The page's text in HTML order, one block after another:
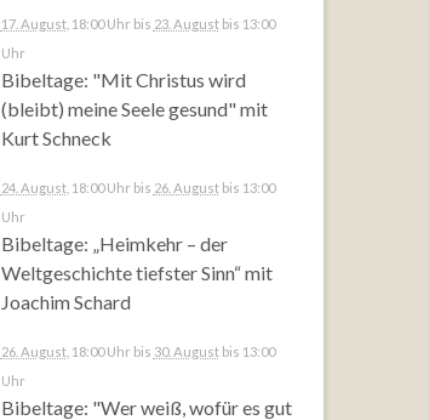
17. August, 18:00 Uhr bis 23. Augustbis 13:00
Uhr
Bibeltage: "Mit Christus wird
(bleibt) meine Seele gesund" mit
Kurt Schneck
24. August, 18:00 Uhr bis 26. Augustbis 13:00
Uhr
Bibeltage: „Heimkehr – der
Weltgeschichte tiefster Sinn“ mit
Joachim Schard
26. August, 18:00 Uhr bis 30. Augustbis 13:00
Uhr
Bibeltage: "Wer weiß, wofür es gut